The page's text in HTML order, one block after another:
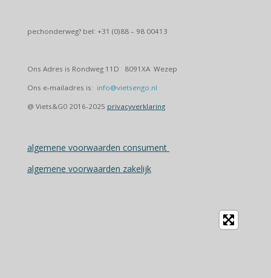
pechonderweg? bel: +31 (0)88 – 98 00413
Ons Adres is Rondweg 11D 8091XA Wezep
Ons e-mailadres is: info@vietsengo.nl
@ Viets&G0 2016-2025 privacyverklaring
algemene voorwaarden consument
algemene voorwaarden zakelijk